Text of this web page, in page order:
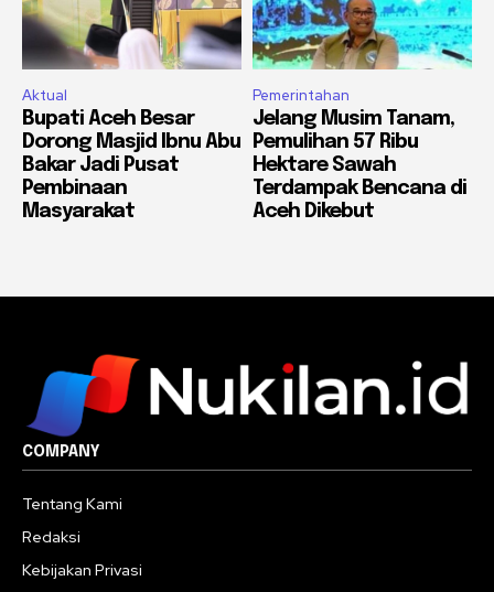
Aktual
Bupati Aceh Besar
Dorong Masjid Ibnu Abu
Bakar Jadi Pusat
Pembinaan
Masyarakat
Pemerintahan
Jelang Musim Tanam,
Pemulihan 57 Ribu
Hektare Sawah
Terdampak Bencana di
Aceh Dikebut
COMPANY
Tentang Kami
Redaksi
Kebijakan Privasi